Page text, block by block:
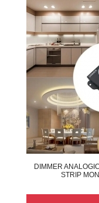
DIMMER
STRIP